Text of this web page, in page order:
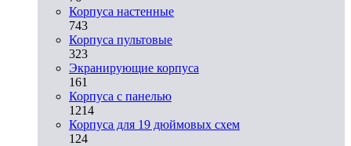
Корпуса настенные
743
Корпуса пультовые
323
Экранирующие корпуса
161
Корпуса с панелью
1214
Корпуса для 19 дюймовых схем
124